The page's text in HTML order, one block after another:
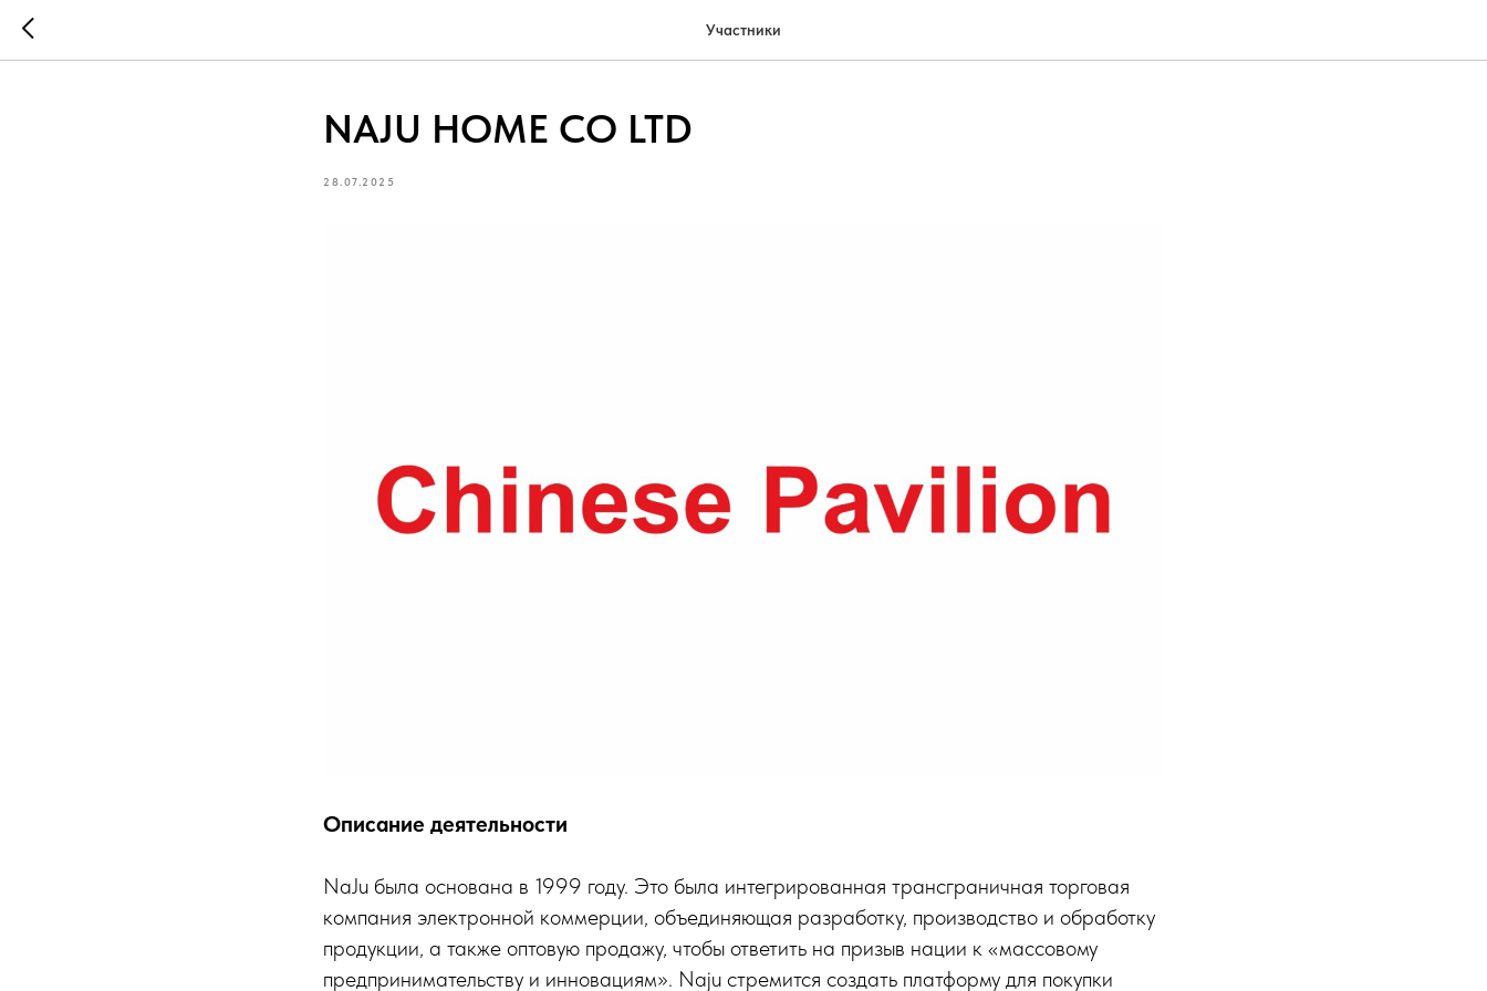
Участники
NAJU HOME CO LTD
28.07.2025
Описание деятельности
NaJu была основана в 1999 году. Это была интегрированная трансграничная торговая
компания электронной коммерции, объединяющая разработку, производство и обработку
продукции, а также оптовую продажу, чтобы ответить на призыв нации к «массовому
предпринимательству и инновациям». Naju стремится создать платформу для покупки